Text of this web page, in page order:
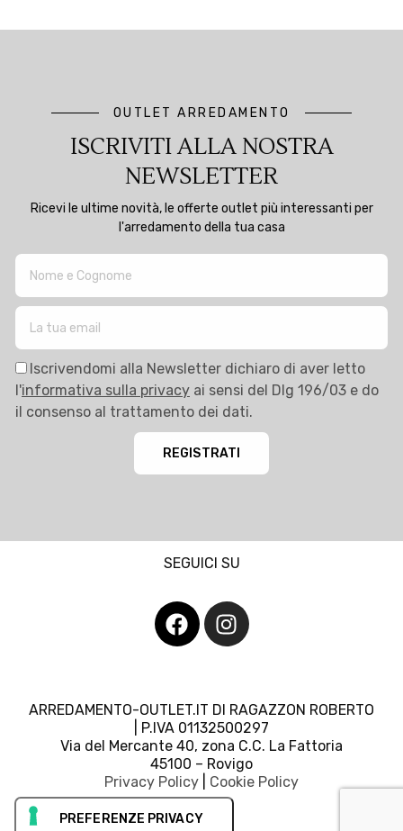
OUTLET ARREDAMENTO
ISCRIVITI ALLA NOSTRA
NEWSLETTER
Ricevi le ultime novità, le offerte outlet più interessanti per
l'arredamento della tua casa
Iscrivendomi alla Newsletter dichiaro di aver letto
l'informativa sulla privacy ai sensi del Dlg 196/03 e do
il consenso al trattamento dei dati.
REGISTRATI
SEGUICI SU
ARREDAMENTO-OUTLET.IT DI RAGAZZON ROBERTO
| P.IVA 01132500297
Via del Mercante 40, zona C.C. La Fattoria
45100 – Rovigo
Privacy Policy
Cookie Policy